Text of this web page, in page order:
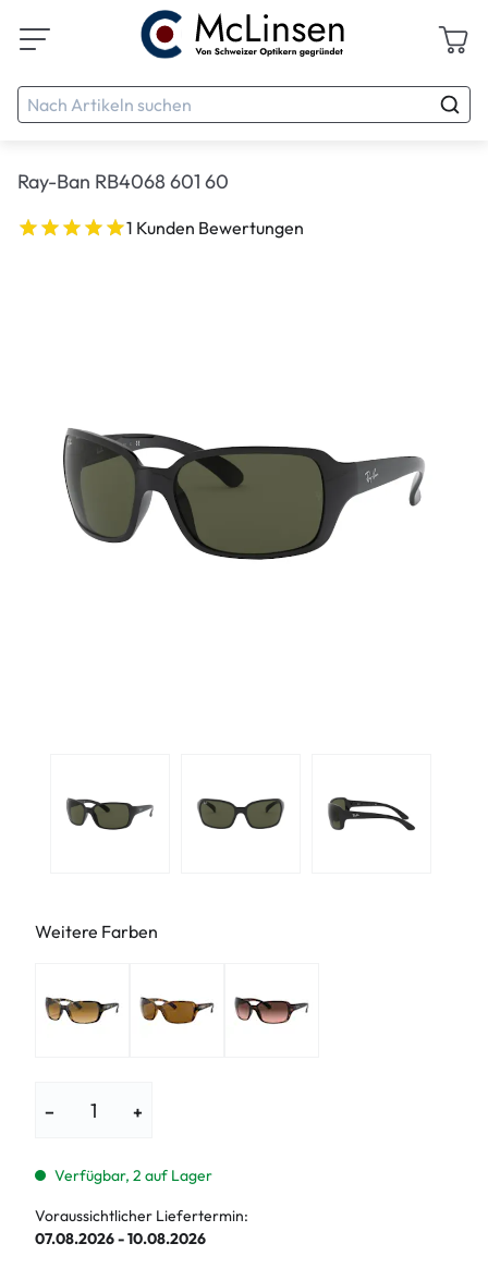
Ray-Ban RB4068 601 60
1 Kunden Bewertungen
Weitere Farben
− +
Verfügbar, 2 auf Lager
Voraussichtlicher Liefertermin:
07.08.2026 - 10.08.2026